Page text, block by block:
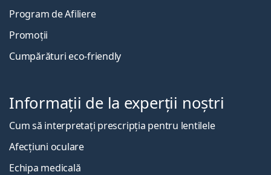
Program de Afiliere
Promoții
Cumpărături eco-friendly
Informații de la experții noștri
Cum să interpretați prescripția pentru lentilele
Afecțiuni oculare
Echipa medicală